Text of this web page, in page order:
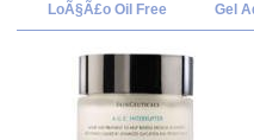
LoÃ§Ã£o Oil Free
Gel